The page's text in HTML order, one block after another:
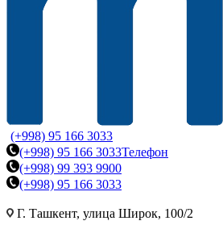
(+998) 95 166 3033
(+998) 95 166 3033Телефон
(+998) 99 393 9900
(+998) 95 166 3033
Г. Ташкент, улица Широк, 100/2